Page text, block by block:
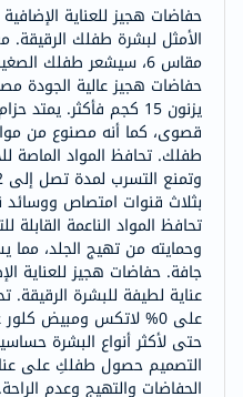
الأمثل لبشرة طفلك الرقيقة.
مقاس 6، سيشعر طفلك
حفاضات هجيز عالية الجودة
يزنون 15 كجم فأكثر.
قصوى، كما أنه مصنوع من
طفلك. تحافظ المواد
بثلاث قنوات امتصاص
تحافظ المواد الناعمة
وحمايته من تهيج الجلد، مما
جافة. حفاضات هجيز للعناية
على 0% لاتكس ومبيض
حتى لأكثر أنواع البشرة
التصميم حصول طفلكِ على
الحفاضات والتهيج وعدم